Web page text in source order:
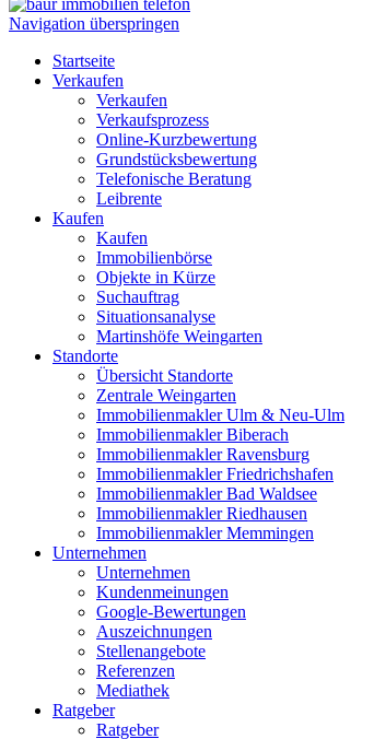
Navigation überspringen
Startseite
Verkaufen
Verkaufen
Verkaufsprozess
Online-Kurzbewertung
Grundstücksbewertung
Telefonische Beratung
Leibrente
Kaufen
Kaufen
Immobilienbörse
Objekte in Kürze
Suchauftrag
Situationsanalyse
Martinshöfe Weingarten
Standorte
Übersicht Standorte
Zentrale Weingarten
Immobilienmakler Ulm & Neu-Ulm
Immobilienmakler Biberach
Immobilienmakler Ravensburg
Immobilienmakler Friedrichshafen
Immobilienmakler Bad Waldsee
Immobilienmakler Riedhausen
Immobilienmakler Memmingen
Unternehmen
Unternehmen
Kundenmeinungen
Google-Bewertungen
Auszeichnungen
Stellenangebote
Referenzen
Mediathek
Ratgeber
Ratgeber